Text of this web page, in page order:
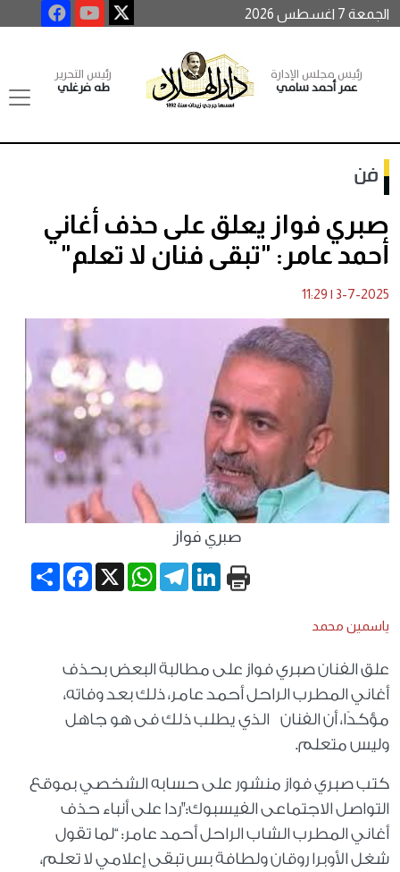
الجمعة 7 اغسطس 2026
رئيس مجلس الإدارة
عمر أحمد سامي
رئيس التحرير
طه فرغلي
فن
صبري فواز يعلق على حذف أغاني
أحمد عامر: "تبقى فنان لا تعلم"
3-7-2025
|
11:29
صبري فواز
Share
Facebook X
WhatsApp
TelegramLinkedIn
ياسمين محمد
علق الفنان صبري فواز على مطالبة البعض بحذف
أغاني المطرب الراحل أحمد عامر، ذلك بعد وفاته،
مؤكدًا، أن الفنان الذي يطلب ذلك فى هو جاهل
وليس متعلم.
كتب صبري فواز منشور على حسابه الشخصي بموقع
التواصل الاجتماعى الفيسبوك:"ردا على أنباء حذف
أغاني المطرب الشاب الراحل أحمد عامر: “لما تقول
شغل الأوبرا روقان ولطافة بس تبقى إعلامي لا تعلم،